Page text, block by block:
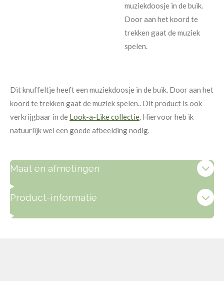
muziekdoosje in de buik.
Door aan het koord te
trekken gaat de muziek
spelen.
Dit knuffeltje heeft een muziekdoosje in de buik. Door aan het
koord te trekken gaat de muziek spelen.. Dit product is ook
verkrijgbaar in de Look-a-Like collectie. Hiervoor heb ik
natuurlijk wel een goede afbeelding nodig.
Maat en afmetingen
Product-informatie